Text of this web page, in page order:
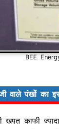
BEE
वाले पंखों का
खपत काफी